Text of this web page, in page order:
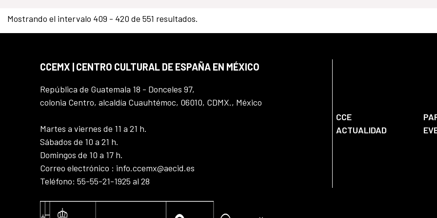
Mostrando el intervalo 409 - 420 de 551 resultados.
CCEMX | CENTRO CULTURAL DE ESPAÑA EN MÉXICO
República de Guatemala 18 - Donceles 97,
colonia Centro, alcaldía Cuauhtémoc, 06010, CDMX., México
Martes a viernes de 11 a 21 h.
Sábados de 10 a 21 h.
Domingos de 10 a 17 h.
Correo electrónico : info.ccemx@aecid.es
Teléfono: 55-55-21-1925 al 28
CCE
ACTUALIDAD